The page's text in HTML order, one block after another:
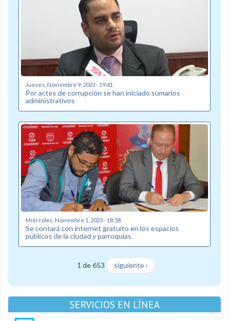
Jueves, Noviembre 9, 2023 - 19:41
Por actos de corrupción se han iniciado sumarios
administrativos
Miércoles, Noviembre 1, 2023 - 18:58
Se contará con internet gratuito en los espacios
públicos de la ciudad y parroquias
1 de 653 siguiente ›
SERVICIOS EN LÍNEA